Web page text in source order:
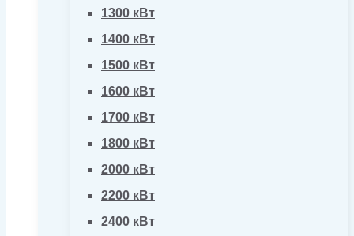
1300 кВт
1400 кВт
1500 кВт
1600 кВт
1700 кВт
1800 кВт
2000 кВт
2200 кВт
2400 кВт